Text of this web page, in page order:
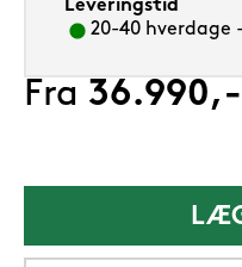
Leveringstid
20-40 hverdage
Fra 36.990,-